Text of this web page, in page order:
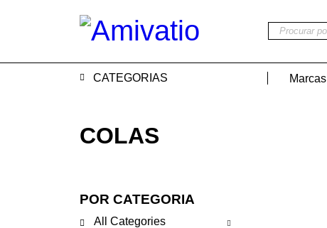
CATEGORIAS Marcas
COLAS
POR CATEGORIA
All Categories